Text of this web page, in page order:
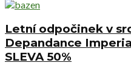
Letní odpočinek v
Depandance
SLEVA 50%